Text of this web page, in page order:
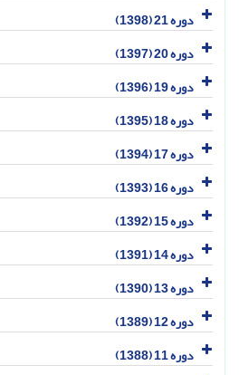
دوره 21 (1398)
دوره 20 (1397)
دوره 19 (1396)
دوره 18 (1395)
دوره 17 (1394)
دوره 16 (1393)
دوره 15 (1392)
دوره 14 (1391)
دوره 13 (1390)
دوره 12 (1389)
دوره 11 (1388)